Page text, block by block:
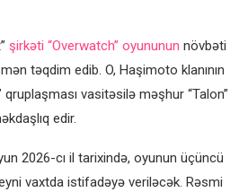
şirkəti “Overwatch” oyununun növbəti
təqdim edib. O, Haşimoto klanının
vasitəsilə məşhur “Talon”
edir.
2026-cı il tarixində, oyunun üçüncü
vaxtda istifadəyə veriləcək. Rəsmi